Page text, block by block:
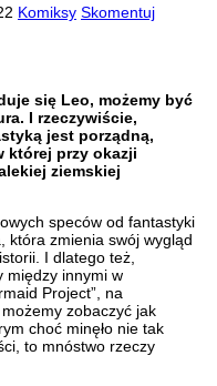
Komiksy Skomentuj
się Leo, możemy być
I rzeczywiście,
jest porządną,
której przy okazji
ziemskiej
speców od fantastyki
która zmienia swój wygląd
I dlatego też,
między innymi w
Project”, na
zobaczyć jak
choć minęło nie tak
to mnóstwo rzeczy